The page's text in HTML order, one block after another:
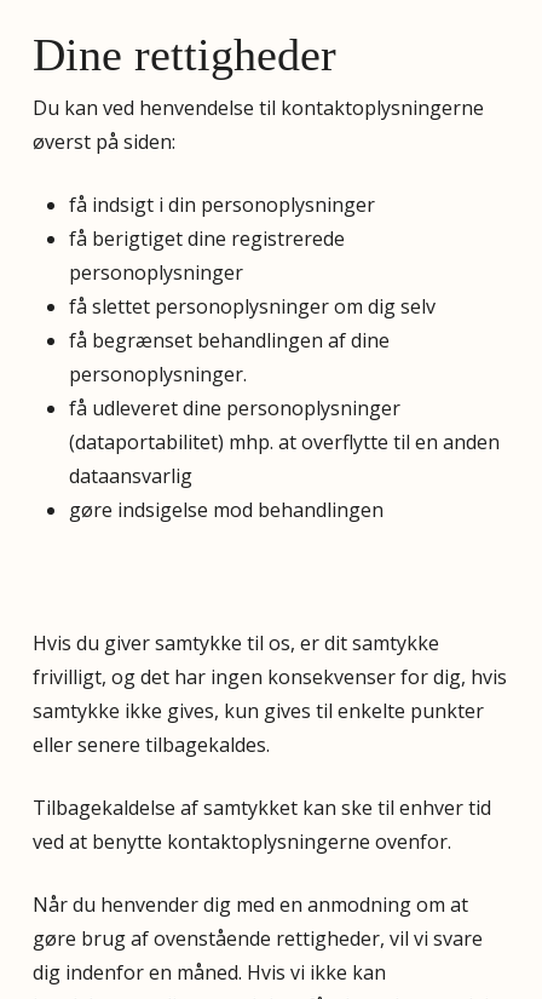
Dine rettigheder
Du kan ved henvendelse til kontaktoplysningerne
øverst på siden:
få indsigt i din personoplysninger
få berigtiget dine registrerede
personoplysninger
få slettet personoplysninger om dig selv
få begrænset behandlingen af dine
personoplysninger.
få udleveret dine personoplysninger
(dataportabilitet) mhp. at overflytte til en anden
dataansvarlig
gøre indsigelse mod behandlingen
Hvis du giver samtykke til os, er dit samtykke
frivilligt, og det har ingen konsekvenser for dig, hvis
samtykke ikke gives, kun gives til enkelte punkter
eller senere tilbagekaldes.
Tilbagekaldelse af samtykket kan ske til enhver tid
ved at benytte kontaktoplysningerne ovenfor.
Når du henvender dig med en anmodning om at
gøre brug af ovenstående rettigheder, vil vi svare
dig indenfor en måned. Hvis vi ikke kan